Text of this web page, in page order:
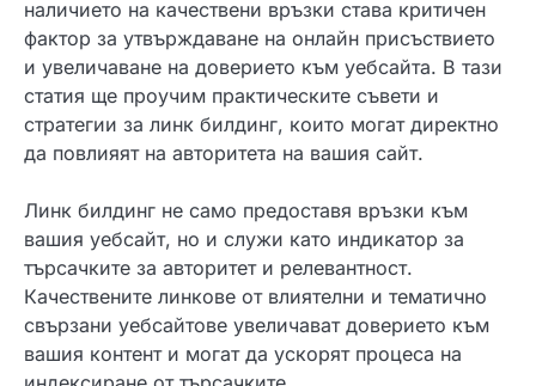
наличието на качествени връзки става критичен
фактор за утвърждаване на онлайн присъствието
и увеличаване на доверието към уебсайта. В тази
статия ще проучим практическите съвети и
стратегии за линк билдинг, които могат директно
да повлияят на авторитета на вашия сайт.
Линк билдинг не само предоставя връзки към
вашия уебсайт, но и служи като индикатор за
търсачките за авторитет и релевантност.
Качествените линкове от влиятелни и тематично
свързани уебсайтове увеличават доверието към
вашия контент и могат да ускорят процеса на